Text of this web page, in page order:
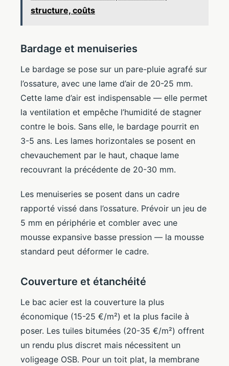
structure, coûts
Bardage et menuiseries
Le bardage se pose sur un pare-pluie agrafé sur
l’ossature, avec une lame d’air de 20-25 mm.
Cette lame d’air est indispensable — elle permet
la ventilation et empêche l’humidité de stagner
contre le bois. Sans elle, le bardage pourrit en
3-5 ans. Les lames horizontales se posent en
chevauchement par le haut, chaque lame
recouvrant la précédente de 20-30 mm.
Les menuiseries se posent dans un cadre
rapporté vissé dans l’ossature. Prévoir un jeu de
5 mm en périphérie et combler avec une
mousse expansive basse pression — la mousse
standard peut déformer le cadre.
Couverture et étanchéité
Le bac acier est la couverture la plus
économique (15-25 €/m²) et la plus facile à
poser. Les tuiles bitumées (20-35 €/m²) offrent
un rendu plus discret mais nécessitent un
voligeage OSB. Pour un toit plat, la membrane